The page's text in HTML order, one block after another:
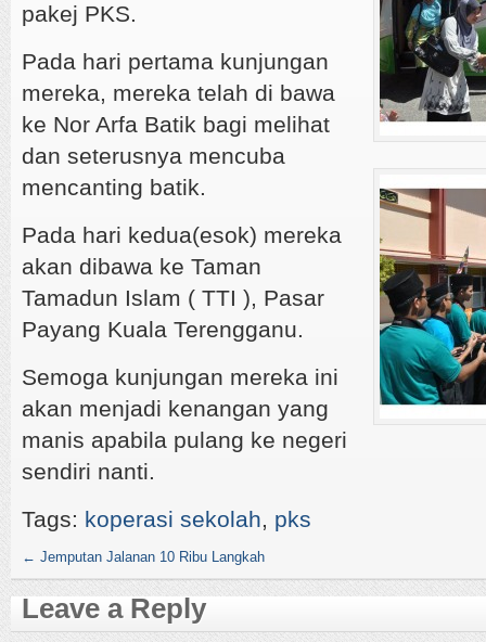
pakej PKS.
Pada hari pertama kunjungan
mereka, mereka telah di bawa
ke Nor Arfa Batik bagi melihat
dan seterusnya mencuba
mencanting batik.
Pada hari kedua(esok) mereka
akan dibawa ke Taman
Tamadun Islam ( TTI ), Pasar
Payang Kuala Terengganu.
Semoga kunjungan mereka ini
akan menjadi kenangan yang
manis apabila pulang ke negeri
sendiri nanti.
Tags: koperasi sekolah, pks
← Jemputan Jalanan 10 Ribu Langkah
Leave a Reply